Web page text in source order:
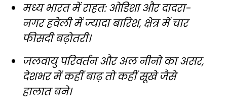
मध्य भारत में राहत: ओडिशा और दादरा-
नगर हवेली में ज्यादा बारिश, क्षेत्र में चार
फीसदी बढ़ोतरी।
जलवायु परिवर्तन और अल नीनो का असर,
देशभर में कहीं बाढ़ तो कहीं सूखे जैसे
हालात बने।